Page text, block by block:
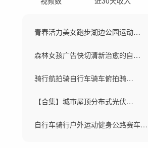
青春活力美女跑步湖边公园运动瑜伽健身运动
森林女孩广告快切清新治愈的自然光影梦境
骑行航拍骑自行车骑车俯拍骑车活力户外运动
【合集】城市屋顶分布式光伏城市太阳能板
自行车骑行户外运动健身公路赛车航拍骑行